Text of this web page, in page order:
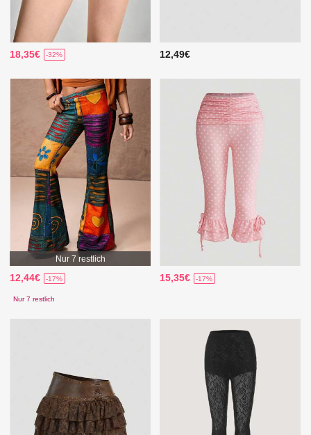
18,35€ -32% 12,49€
Nur 7 restlich
12,44€ -17%
Nur 7 restlich
15,35€ -17%